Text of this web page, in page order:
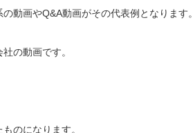
動画やQ&A動画がその代表例となります。
の動画です。
のになります。